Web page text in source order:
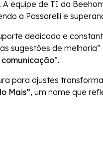
equipe de TI da
a Passarelli e
dedicado e
sugestões de
”.
para ajustes
Mais”, um nome que